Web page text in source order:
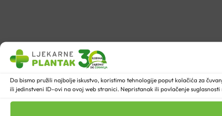
Da bismo pružili najbolje iskustvo, koristimo tehnologije poput kolačića za
ili jedinstveni ID-ovi na ovoj web stranici. Nepristanak ili povlačenje